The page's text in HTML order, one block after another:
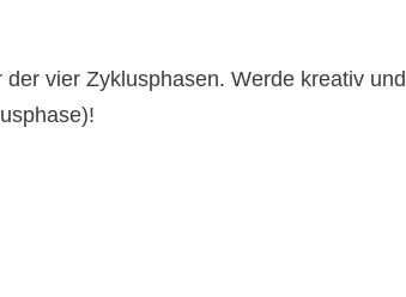
vier Zyklusphasen. Werde kreativ und